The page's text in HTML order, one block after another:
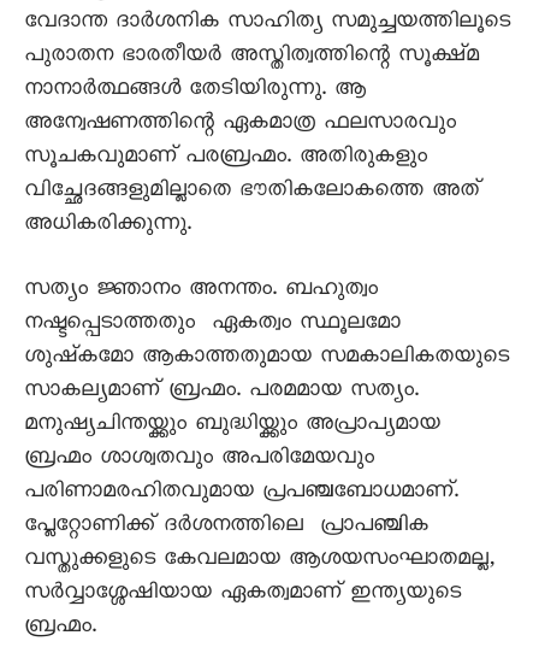
വേദാന്ത ദാർശനിക സാഹിത്യ സമുച്ചയത്തിലൂടെ
പുരാതന ഭാരതീയർ അസ്തിത്വത്തിന്റെ സൂക്ഷ്മ
നാനാർത്ഥങ്ങൾ തേടിയിരുന്നു. ആ
അന്വേഷണത്തിന്റെ ഏകമാത്ര ഫലസാരവും
സൂചകവുമാണ് പരബ്രഹ്മം. അതിരുകളും
വിച്ഛേദങ്ങളുമില്ലാതെ ഭൗതികലോകത്തെ അത്
അധികരിക്കുന്നു.
സത്യം ജ്ഞാനം അനന്തം. ബഹുത്വം
നഷ്ടപ്പെടാത്തതും ഏകത്വം സ്ഥൂലമോ
ശുഷ്‌കമോ ആകാത്തതുമായ സമകാലികതയുടെ
സാകല്യമാണ് ബ്രഹ്മം. പരമമായ സത്യം.
മനുഷ്യചിന്തയ്ക്കും ബുദ്ധിയ്ക്കും അപ്രാപ്യമായ
ബ്രഹ്മം ശാശ്വതവും അപരിമേയവും
പരിണാമരഹിതവുമായ പ്രപഞ്ചബോധമാണ്.
പ്ലേറ്റോണിക്ക് ദർശനത്തിലെ പ്രാപഞ്ചിക
വസ്തുക്കളുടെ കേവലമായ ആശയസംഘാതമല്ല,
സർവ്വാശ്ശേഷിയായ ഏകത്വമാണ് ഇന്ത്യയുടെ
ബ്രഹ്മം.